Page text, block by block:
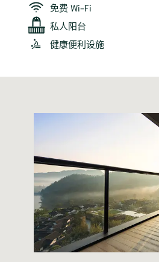
免费 Wi-Fi
私人阳台
健康便利设施